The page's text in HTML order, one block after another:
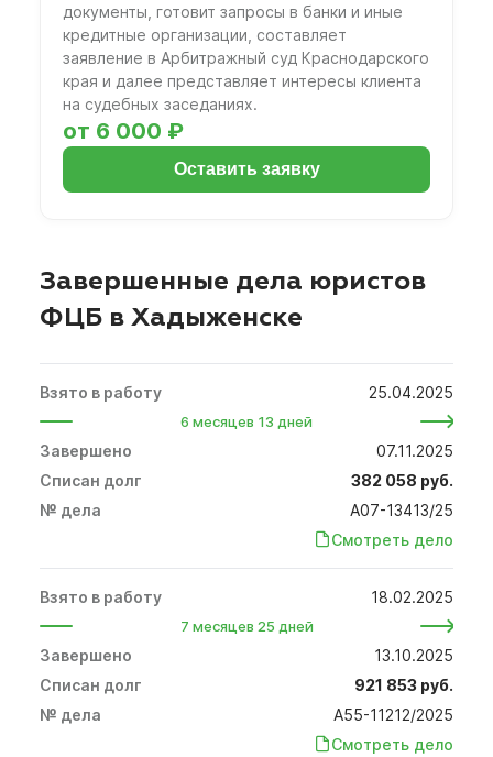
документы, готовит запросы в банки и иные
кредитные организации, составляет
заявление в Арбитражный суд Краснодарского
края и далее представляет интересы клиента
на судебных заседаниях.
от 6 000 ₽
Оставить заявку
Завершенные дела юристов
ФЦБ в Хадыженске
25.04.2025
6 месяцев 13 дней
07.11.2025
382 058 руб.
А07-13413/25
Смотреть дело
18.02.2025
7 месяцев 25 дней
13.10.2025
921 853 руб.
А55-11212/2025
Смотреть дело